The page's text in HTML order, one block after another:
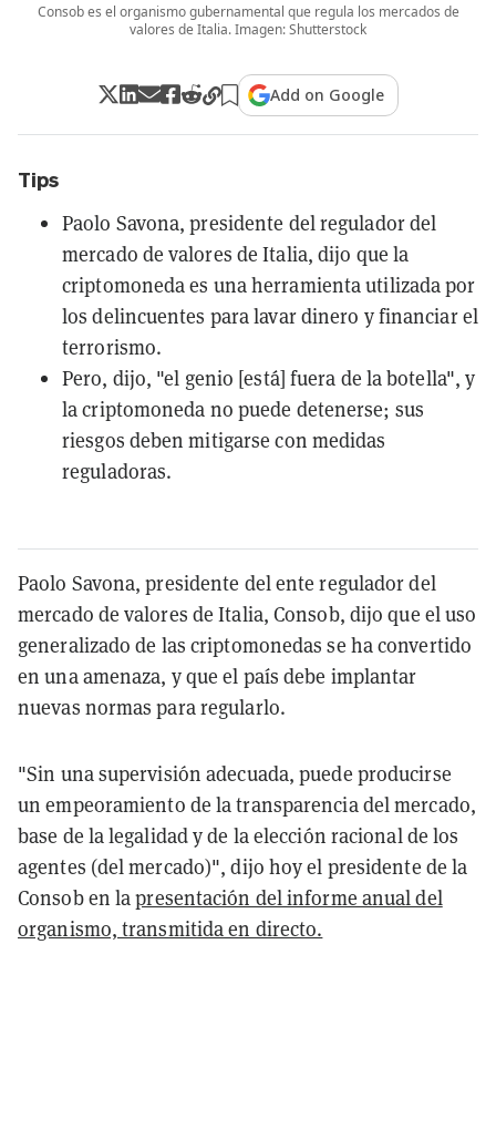
Consob es el organismo gubernamental que regula los mercados de
valores de Italia. Imagen: Shutterstock
Add on Google
Tips
Paolo Savona, presidente del regulador del
mercado de valores de Italia, dijo que la
criptomoneda es una herramienta utilizada por
los delincuentes para lavar dinero y financiar el
terrorismo.
Pero, dijo, "el genio [está] fuera de la botella", y
la criptomoneda no puede detenerse; sus
riesgos deben mitigarse con medidas
reguladoras.
Paolo Savona, presidente del ente regulador del
mercado de valores de Italia, Consob, dijo que el uso
generalizado de las criptomonedas se ha convertido
en una amenaza, y que el país debe implantar
nuevas normas para regularlo.
"Sin una supervisión adecuada, puede producirse
un empeoramiento de la transparencia del mercado,
base de la legalidad y de la elección racional de los
agentes (del mercado)", dijo hoy el presidente de la
Consob en lapresentación del informe anual del
organismo, transmitida en directo.